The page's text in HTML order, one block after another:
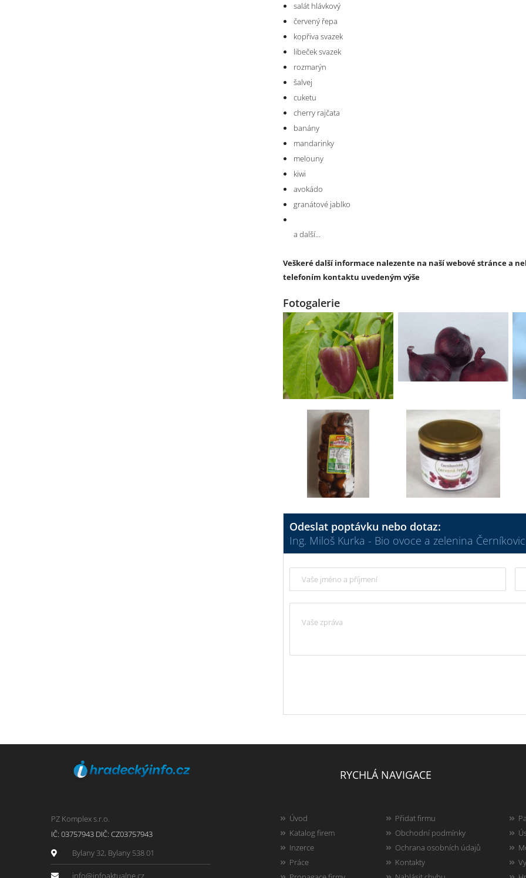
salát hlávkový
červený řepa
kopřiva svazek
libeček svazek
rozmarýn
šalvej
cuketu
cherry rajčata
banány
mandarinky
melouny
kiwi
avokádo
granátové jablko
a další...
Veškeré další informace nalezente na naší webové stránce a
telefoním kontaktu uvedeným výše
Fotogalerie
Odeslat poptávku nebo dotaz:
Ing. Miloš Kurka - Bio ovoce a zelenina
PZ Komplex s.r.o.
IČ: 03757943 DIČ: CZ03757943
Bylany 32, Bylany 538 01
info@infoaktualne.cz
RYCHLÁ NAVIGACE
Úvod
Katalog firem
Inzerce
Práce
Přidat firmu
Obchodní podmínky
Ochrana osobních údajů
Kontakty